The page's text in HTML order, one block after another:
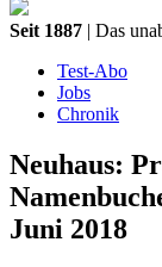
Seit 1887 | Das
Test-Abo
Jobs
Chronik
Neuhaus:
Juni 2018